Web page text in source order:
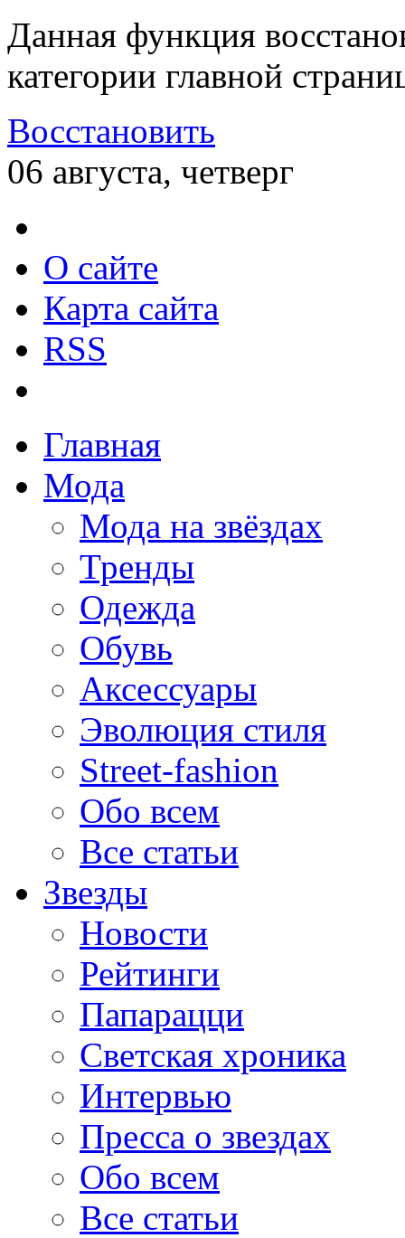
Данная функция
категории главной
Восстановить
06 августа, четверг
О сайте
Карта сайта
RSS
Главная
Мода
Мода на звёздах
Тренды
Одежда
Обувь
Аксессуары
Эволюция стиля
Street-fashion
Обо всем
Все статьи
Звезды
Новости
Рейтинги
Папарацци
Светская хроника
Интервью
Пресса о звездах
Обо всем
Все статьи